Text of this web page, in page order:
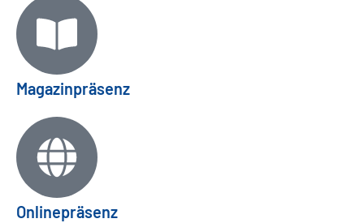
Magazinpräsenz
Onlinepräsenz